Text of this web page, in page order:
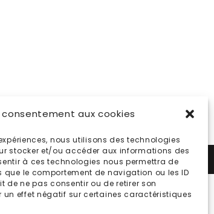
consentement aux cookies
nous utilisons des technologies
stocker et/ou accéder aux informations des
à ces technologies nous permettra de
que le comportement de navigation ou les ID
de ne pas consentir ou de retirer son
un effet négatif sur certaines caractéristiques